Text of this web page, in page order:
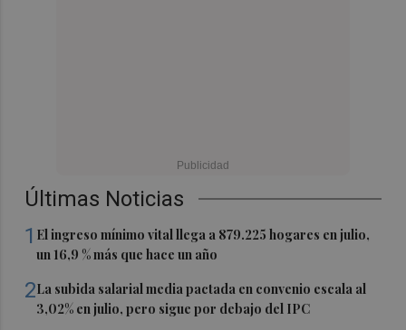
Últimas Noticias
1 El ingreso mínimo vital llega a 879.225 hogares en julio,
un 16,9 % más que hace un año
2La subida salarial media pactada en convenio escala al
3,02% en julio, pero sigue por debajo del IPC